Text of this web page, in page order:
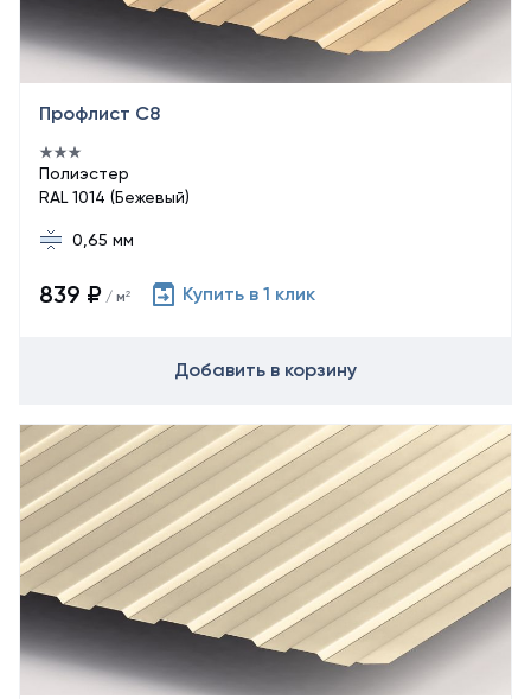
Профлист С8
Полиэстер
RAL 1014 (Бежевый)
0,65 мм
839 ₽ / м² Купить в 1 клик
Добавить в корзину